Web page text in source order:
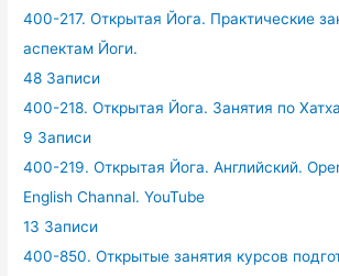
400-217. Открытая Йога. Практические
аспектам Йоги.
48 Записи
400-218. Открытая Йога. Занятия по
9 Записи
400-219. Открытая Йога. Английский.
English Channal. YouTube
13 Записи
400-850. Открытые занятия курсов